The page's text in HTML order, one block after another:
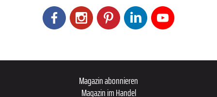
Magazin abonnieren
Magazin im Handel